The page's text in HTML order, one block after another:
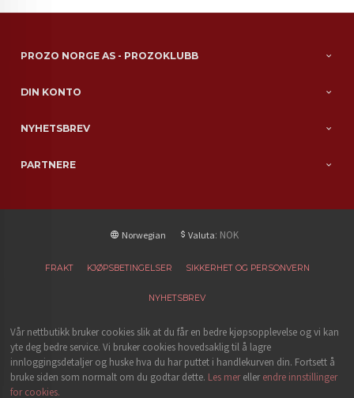
PROZO NORGE AS - PROZOKLUBB
DIN KONTO
NYHETSBREV
PARTNERE
Norwegian Valuta: NOK
FRAKT KJØPSBETINGELSER SIKKERHET OG PERSONVERN
NYHETSBREV
Vår nettbutikk bruker cookies slik at du får en bedre kjøpsopplevelse og vi kan
yte deg bedre service. Vi bruker cookies hovedsaklig til å lagre
innloggingsdetaljer og huske hva du har puttet i handlekurven din. Fortsett å
bruke siden som normalt om du godtar dette. Les merellerendre innstillinger
for cookies.